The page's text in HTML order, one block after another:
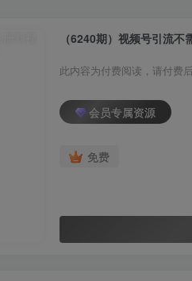
（6240期）视频号引流
此内容为付费阅读，请付费
会员专属资源
免费